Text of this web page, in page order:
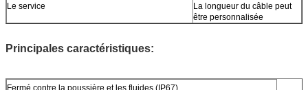
Le service
La longueur du câble peut
être personnalisée
Principales caractéristiques:
Fermé contre la poussière et les fluides (IP67)